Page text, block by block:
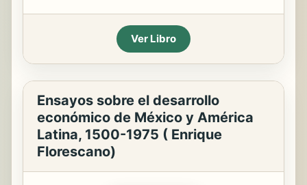
Ver Libro
Ensayos sobre el desarrollo
económico de México y América
Latina, 1500-1975 ( Enrique
Florescano)